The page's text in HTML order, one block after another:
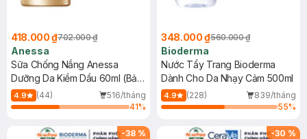
418.000 ₫702.000 ₫
Anessa
Sữa Chống Nắng Anessa
Dưỡng Da Kiềm Dầu 60ml (Bản
Mới)
4.9 (44)
516/tháng
41%
348.000 ₫560.000 ₫
Bioderma
Nước Tẩy Trang Bioderma
Dành Cho Da Nhạy Cảm 500ml
4.9 (228)
839/tháng
55%
-38 % -30 %